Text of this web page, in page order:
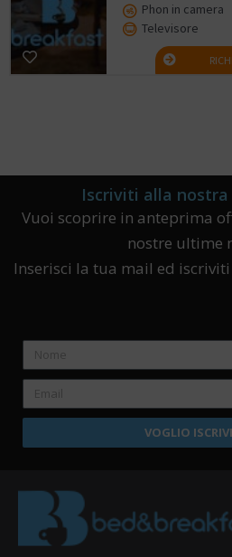
Phon in camera
Televisore
Iscriviti alla
Vuoi scoprire in anteprima
nostre ultime
Inserisci la tua mail ed
VOGLIO